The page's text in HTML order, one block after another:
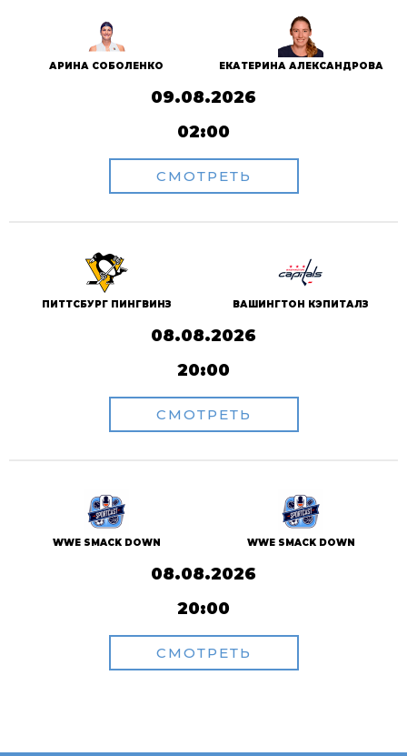
АРИНА СОБОЛЕНКО ЕКАТЕРИНА АЛЕКСАНДРОВА
09.08.2026
02:00
СМОТРЕТЬ
ПИТТСБУРГ ПИНГВИНЗ ВАШИНГТОН КЭПИТАЛЗ
08.08.2026
20:00
СМОТРЕТЬ
WWE SMACK DOWN WWE SMACK DOWN
08.08.2026
20:00
СМОТРЕТЬ